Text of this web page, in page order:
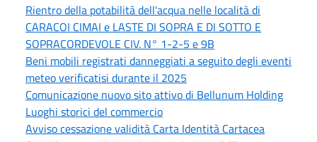
Rientro della potabilità dell'acqua nelle località di
CARACOI CIMAI e LASTE DI SOPRA E DI SOTTO E
SOPRACORDEVOLE CIV. N° 1-2-5 e 9B
Beni mobili registrati danneggiati a seguito degli eventi
meteo verificatisi durante il 2025
Comunicazione nuovo sito attivo di Bellunum Holding
Luoghi storici del commercio
Avviso cessazione validità Carta Identità Cartacea